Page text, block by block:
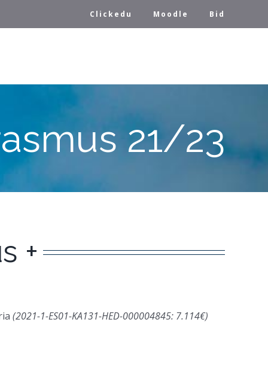
Clickedu Moodle Bid
21/23
+
(2021-1-ES01-KA131-HED-000004845: 7.114€)